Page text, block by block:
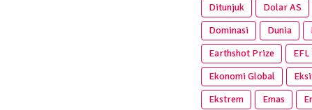
Ditunjuk
Dolar AS
Dominasi
Dunia
Earthshot Prize
Ekonomi Global
Ekstrem
Emas